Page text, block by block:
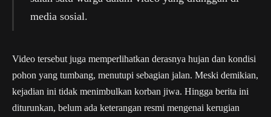
media sosial.
Video tersebut juga memperlihatkan derasnya hujan dan kondisi
pohon yang tumbang, menutupi sebagian jalan. Meski demikian,
kejadian ini tidak menimbulkan korban jiwa. Hingga berita ini
diturunkan, belum ada keterangan resmi mengenai kerugian